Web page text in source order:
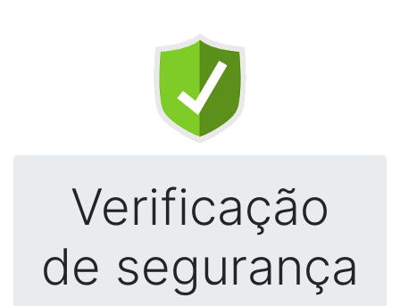
Verificação
de segurança